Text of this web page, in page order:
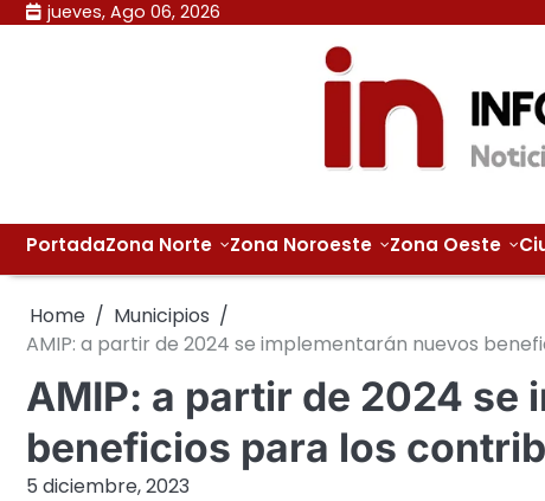
Skip jueves, Ago 06, 2026
PortadaZona Norte Zona Noroeste Zona Oeste
Home
Municipios
AMIP: a partir de 2024 se implementarán nuevos
AMIP: a partir de 2024 se
beneficios para los
5 diciembre, 2023